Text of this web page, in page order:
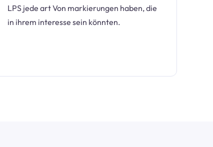
LPS jede art Von markierungen haben, die
in ihrem interesse sein könnten.